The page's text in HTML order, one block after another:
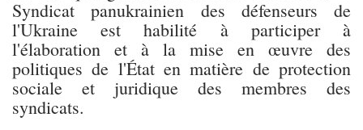
Syndicat panukrainien des défenseurs de
l'Ukraine est habilité à participer à
l'élaboration et à la mise en œuvre des
politiques de l'État en matière de protection
sociale et juridique des membres des
syndicats.